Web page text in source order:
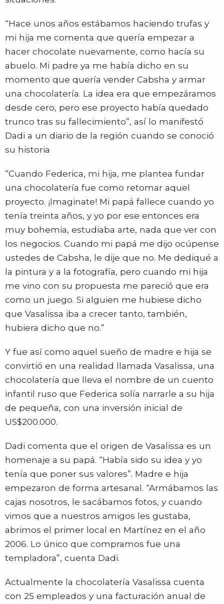
“Hace unos años estábamos haciendo trufas y
mi hija me comenta que quería empezar a
hacer chocolate nuevamente, como hacía su
abuelo. Mi padre ya me había dicho en su
momento que quería vender Cabsha y armar
una chocolatería. La idea era que empezáramos
desde cero, pero ese proyecto había quedado
trunco tras su fallecimiento”, así lo manifestó
Dadi a un diario de la región cuando se conoció
su historia
“Cuando Federica, mi hija, me plantea fundar
una chocolatería fue como retomar aquel
proyecto. ¡Imaginate! Mi papá fallece cuando yo
tenía treinta años, y yo por ese entonces era
muy bohemia, estudiaba arte, nada que ver con
los negocios. Cuando mi papá me dijo ocúpense
ustedes de Cabsha, le dije que no. Me dediqué a
la pintura y a la fotografía, pero cuando mi hija
me vino con su propuesta me pareció que era
como un juego. Si alguien me hubiese dicho
que Vasalissa iba a crecer tanto, también,
hubiera dicho que no.”
Y fue así como aquel sueño de madre e hija se
convirtió en una realidad llamada Vasalissa, una
chocolatería que lleva el nombre de un cuento
infantil ruso que Federica solía narrarle a su hija
de pequeña, con una inversión inicial de
US$200.000.
Dadi comenta que el origen de Vasalissa es un
homenaje a su papá. “Había sido su idea y yo
tenía que poner sus valores”. Madre e hija
empezaron de forma artesanal. “Armábamos las
cajas nosotros, le sacábamos fotos, y cuando
vimos que a nuestros amigos les gustaba,
abrimos el primer local en Martínez en el año
2006. Lo único que compramos fue una
templadora”, cuenta Dadi.
Actualmente la chocolatería Vasalissa cuenta
con 25 empleados y una facturación anual de